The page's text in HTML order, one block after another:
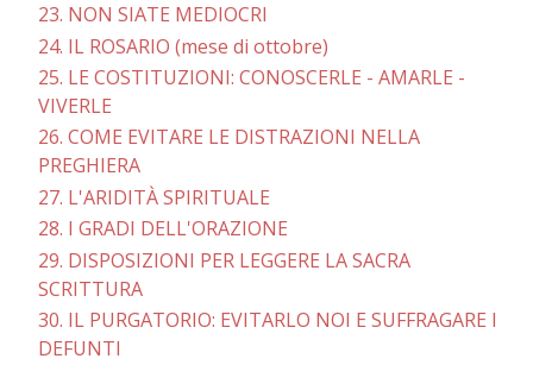
23. NON SIATE MEDIOCRI
24. IL ROSARIO (mese di ottobre)
25. LE COSTITUZIONI: CONOSCERLE - AMARLE -
VIVERLE
26. COME EVITARE LE DISTRAZIONI NELLA
PREGHIERA
27. L'ARIDITÀ SPIRITUALE
28. I GRADI DELL'ORAZIONE
29. DISPOSIZIONI PER LEGGERE LA SACRA
SCRITTURA
30. IL PURGATORIO: EVITARLO NOI E SUFFRAGARE I
DEFUNTI